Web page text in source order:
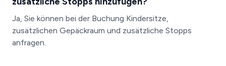
Ja, Sie können bei der Buchung Kindersitze,
zusätzlichen Gepäckraum und zusätzliche Stopps
anfragen.